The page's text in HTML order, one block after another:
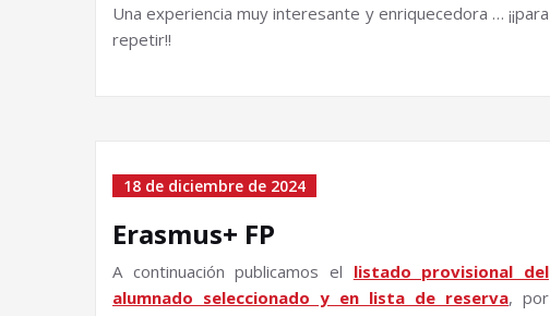
Una experiencia muy interesante y enriquecedora … ¡¡para
repetir!!
18 de diciembre de 2024
Erasmus+ FP
A continuación publicamos el listado provisional del
alumnado seleccionado y en lista de reserva, por